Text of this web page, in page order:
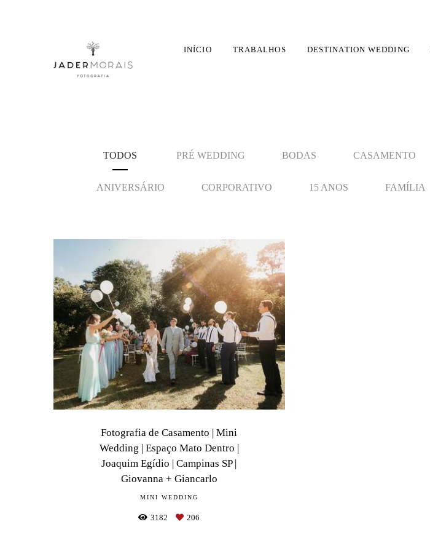
INÍCIO TRABALHOS DESTINATION WEDDING
TODOS PRÉ WEDDING BODAS CASAMENTO
ANIVERSÁRIO CORPORATIVO 15 ANOS FAMÍLIA
Fotografia de Casamento | Mini
Wedding | Espaço Mato Dentro |
Joaquim Egídio | Campinas SP |
Giovanna + Giancarlo
MINI WEDDING
3182 206